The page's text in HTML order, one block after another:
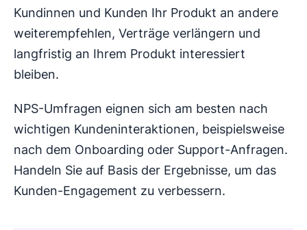
Kundinnen und Kunden Ihr Produkt an andere
weiterempfehlen, Verträge verlängern und
langfristig an Ihrem Produkt interessiert
bleiben.
NPS-Umfragen eignen sich am besten nach
wichtigen Kundeninteraktionen, beispielsweise
nach dem Onboarding oder Support-Anfragen.
Handeln Sie auf Basis der Ergebnisse, um das
Kunden-Engagement zu verbessern.